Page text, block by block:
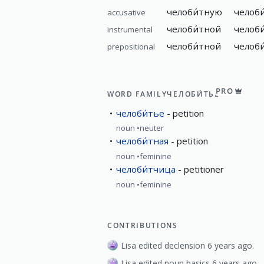
accusative челоби́тную
instrumental челоби́тной
prepositional челоби́тной
WORD FAMILYЧЕЛОБИ́ТЬЕPRO
челоби́тье petition
noun neuter
челоби́тная petition
noun feminine
челоби́тчица petitioner
noun feminine
CONTRIBUTIONS
Lisa edited declension 6 years ago.